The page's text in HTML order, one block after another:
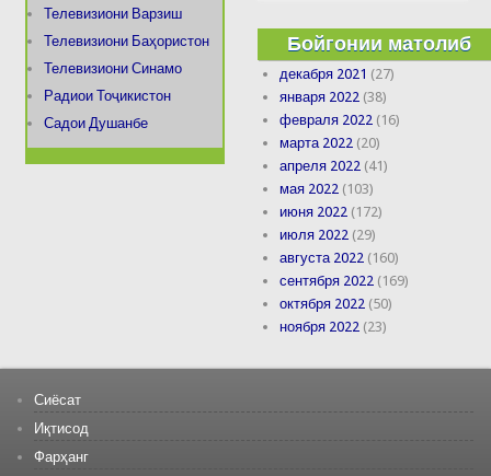
Телевизиони Варзиш
Телевизиони Баҳористон
Телевизиони Синамо
Радиои Тоҷикистон
Садои Душанбе
Бойгонии матолиб
декабря 2021 (27)
января 2022 (38)
февраля 2022 (16)
марта 2022 (20)
апреля 2022 (41)
мая 2022 (103)
июня 2022 (172)
июля 2022 (29)
августа 2022 (160)
сентября 2022 (169)
октября 2022 (50)
ноября 2022 (23)
Сиёсат
Иқтисод
Фарҳанг